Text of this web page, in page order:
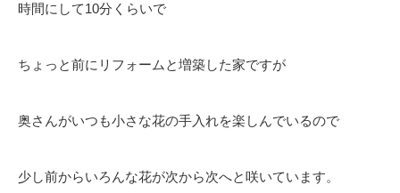
時間にして10分くらいで
ちょっと前にリフォームと増築した家ですが
奥さんがいつも小さな花の手入れを楽しんでいるので
少し前からいろんな花が次から次へと咲いています。